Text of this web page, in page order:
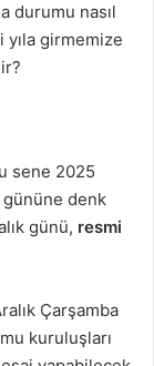
durumu nasıl
yıla girmemize
sene 2025
gününe denk
günü, resmi
Çarşamba
kuruluşları